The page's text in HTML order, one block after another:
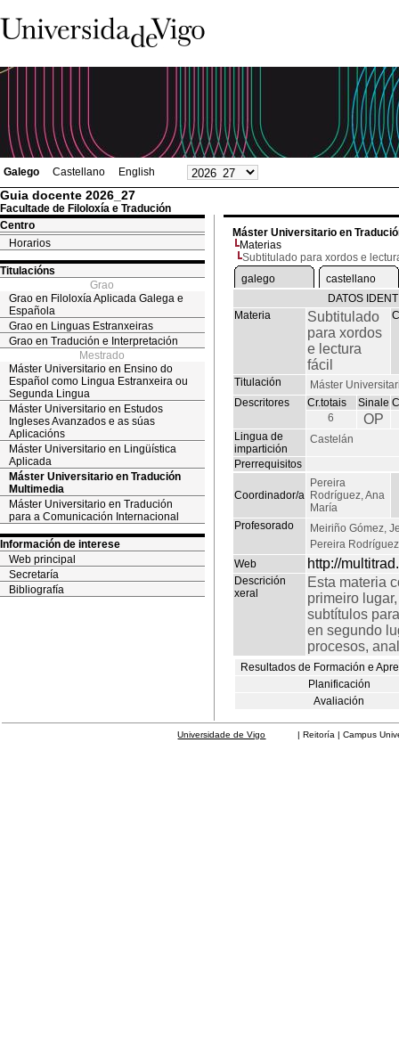
Galego Castellano English
Guia docente 2026_27
Facultade de Filoloxía e Tradución
Centro
Horarios
Titulacións
Grao
Grao en Filoloxía Aplicada Galega e
Española
Grao en Linguas Estranxeiras
Grao en Tradución e Interpretación
Mestrado
Máster Universitario en Ensino do
Español como Lingua Estranxeira ou
Segunda Lingua
Máster Universitario en Estudos
Ingleses Avanzados e as súas
Aplicacións
Máster Universitario en Lingüística
Aplicada
Máster Universitario en Tradución
Multimedia
Máster Universitario en Tradución
para a Comunicación Internacional
Información de interese
Web principal
Secretaría
Bibliografía
Máster Universitario en
Materias
Subtitulado para xordos e
galego
castellano
DATOS
Materia
Subtitulado
para xordos
e lectura
fácil
Titulación
Máster
Descritores
Cr.totais Sinale
6
OP
Lingua de
impartición
Castelán
Prerrequisitos
Coordinador/a
Pereira
Rodríguez, Ana
María
Profesorado
Meiriño Gómez,
Pereira
Web
http://
Descrición
xeral
Esta materia
primeiro
subtítulos
en segundo
procesos,
Resultados de Formación e
Planificación
Avaliación
Universidade de Vigo | Reitoría | Campus